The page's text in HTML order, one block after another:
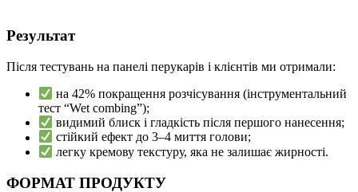
Результат
Після тестувань на панелі перукарів і клієнтів ми отримали:
на 42% покращення розчісування (інструментальний
тест “Wet combing”);
видимий блиск і гладкість після першого нанесення;
стійкий ефект до 3–4 миття голови;
легку кремову текстуру, яка не залишає жирності.
ФОРМАТ ПРОДУКТУ